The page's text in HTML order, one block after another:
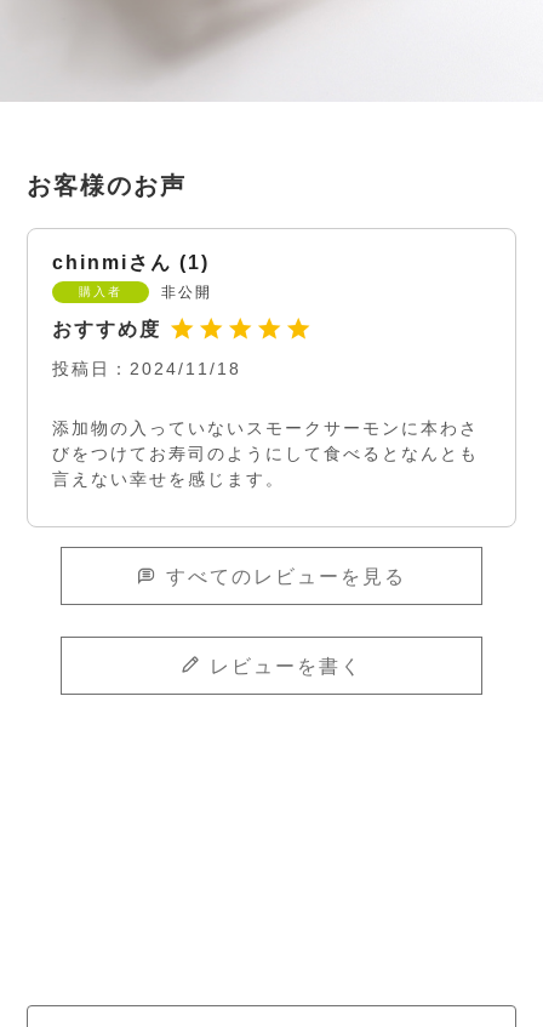
chinmi 1
購入者 非公開
投稿日 2024/11/18
添加物の入っていないスモークサーモンに本わさ
びをつけてお寿司のようにして食べるとなんとも
すべてのレビューを見る
レビューを書く